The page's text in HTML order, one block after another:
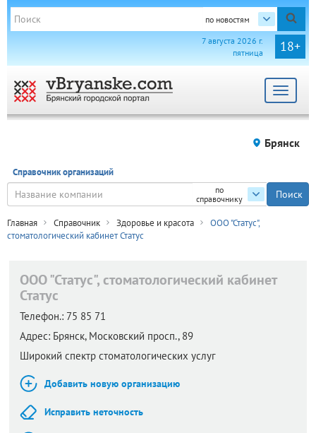
по новостям
18+
7 августа 2026 г.
пятница
Toggle
Брянск
Справочник организаций
по
справочнику
Главная Справочник Здоровье и красота
ООО "Статус",
стоматологический кабинет Статус
ООО "Статус", стоматологический кабинет
Статус
Телефон.: 75 85 71
Адрес: Брянск, Московский просп., 89
Широкий спектр стоматологических услуг
Добавить новую организацию
Исправить неточность